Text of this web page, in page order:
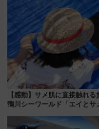
【感動】サメ肌に直接触れ
鴨川シーワールド「エイと